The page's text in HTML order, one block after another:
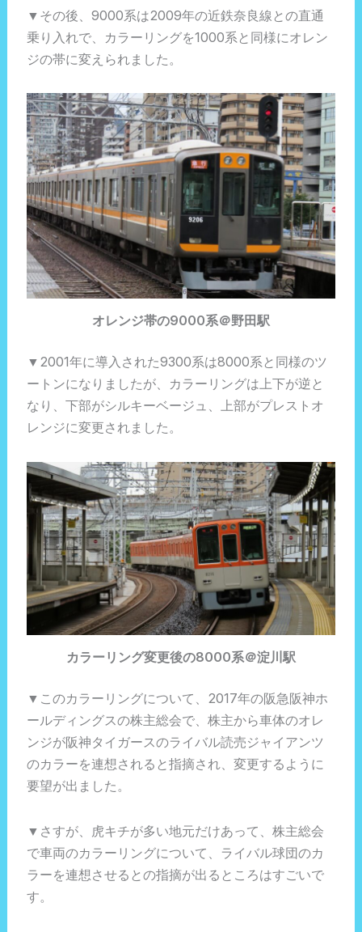
▼その後、9000系は2009年の近鉄奈良線との直通
乗り入れで、カラーリングを1000系と同様にオレン
ジの帯に変えられました。
オレンジ帯の9000系＠野田駅
▼2001年に導入された9300系は8000系と同様のツ
ートンになりましたが、カラーリングは上下が逆と
なり、下部がシルキーベージュ、上部がプレストオ
レンジに変更されました。
カラーリング変更後の8000系＠淀川駅
▼このカラーリングについて、2017年の阪急阪神ホ
ールディングスの株主総会で、株主から車体のオレ
ンジが阪神タイガースのライバル読売ジャイアンツ
のカラーを連想されると指摘され、変更するように
要望が出ました。
▼さすが、虎キチが多い地元だけあって、株主総会
で車両のカラーリングについて、ライバル球団のカ
ラーを連想させるとの指摘が出るところはすごいで
す。